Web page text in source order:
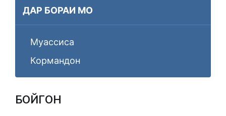
ДАР БОРАИ МО
Муассиса
Кормандон
БОЙГОНӢ